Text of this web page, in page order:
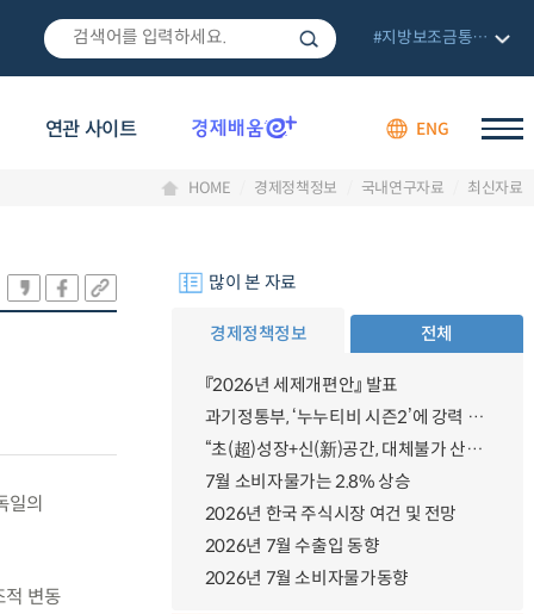
연관 사이트 ENG
#지방보조금통합관리망
HOME 경제정책정보 국내연구자료 최신자료
일의
적 변동
많이 본 자료
경제정책정보 전체
『2026년 세제개편안』 발표
과기정통부, ‘누누티비 시즌2’에 강력 대응 의지 밝혀
“초(超)성장+신(新)공간, 대체불가 산업강국”
7월 소비자물가는 2.8% 상승
2026년 한국 주식시장 여건 및 전망
2026년 7월 수출입 동향
2026년 7월 소비자물가동향